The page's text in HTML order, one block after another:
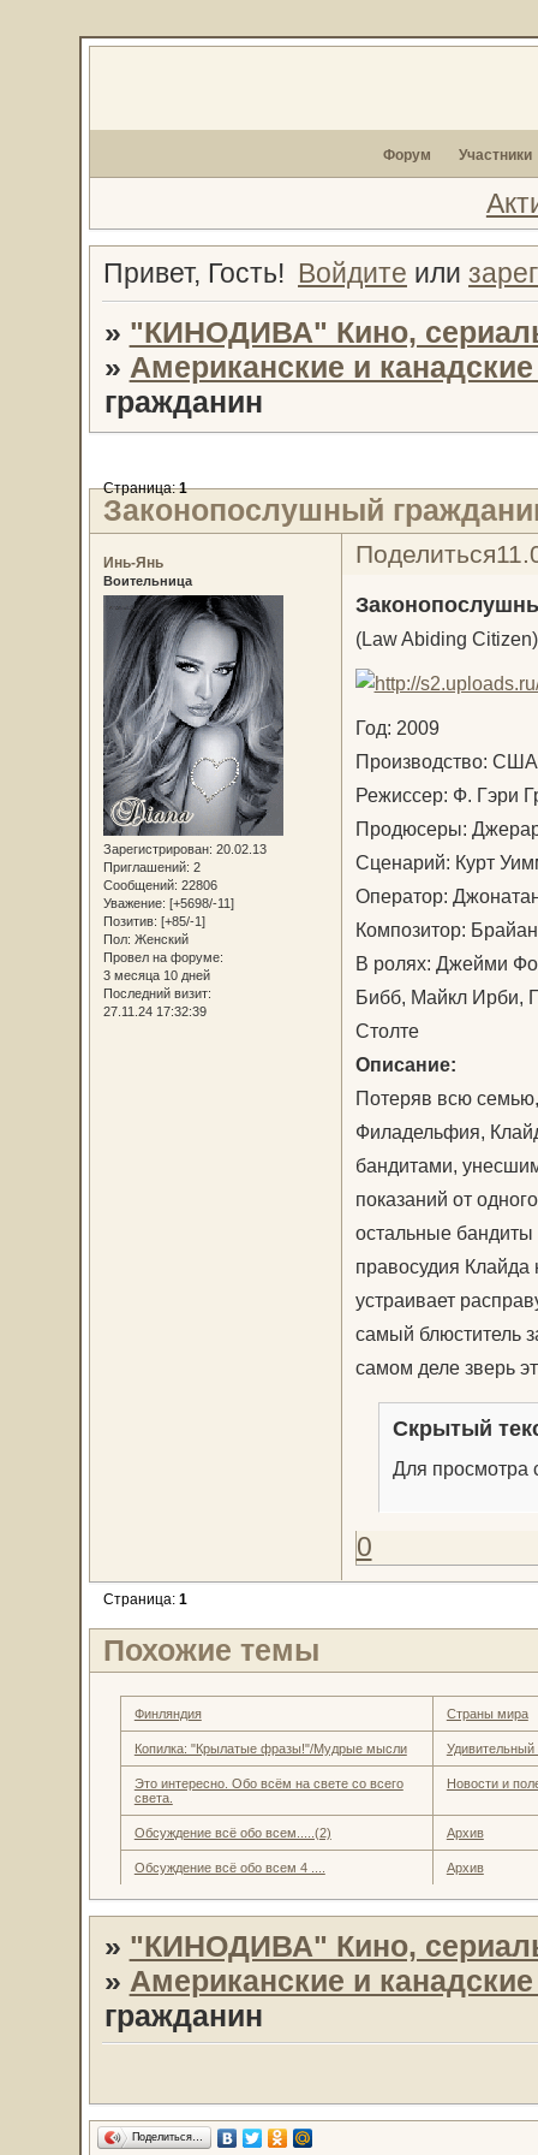
Форум Участники
Привет, Гость! Войдите или
» "КИНОДИВА" Кино,
» Американские и
гражданин
Законопослушный
Страница:1
Поделиться
Инь-Янь
Воительница
Зарегистрирован: 20.02.13
Приглашений: 2
Сообщений: 22806
Уважение: [+5698/-11]
Позитив: [+85/-1]
Пол: Женский
Провел на форуме:
3 месяца 10 дней
Последний визит:
27.11.24 17:32:39
(Law Abiding Citizen)
Год: 2009
Производство:
Режиссер: Ф. Гэри
Продюсеры:
Сценарий: Курт
Оператор:
Композитор:
В ролях: Джейми
Бибб, Майкл Ирби,
Столте
Описание:
Потеряв всю
Филадельфия,
бандитами,
показаний от
остальные
правосудия Клайда
устраивает
самый блюститель
самом деле зверь
Скрытый
Для просмотра
0
Страница: 1
Похожие темы
Финляндия Страны мира
Копилка: "Крылатые фразы!"/Мудрые мысли
Это интересно. Обо всём на свете со всего
света.
Новости и
Обсуждение всё обо всем.....(2) Архив
Обсуждение всё обо всем 4 .... Архив
» "КИНОДИВА" Кино,
» Американские и
гражданин
Поделиться…